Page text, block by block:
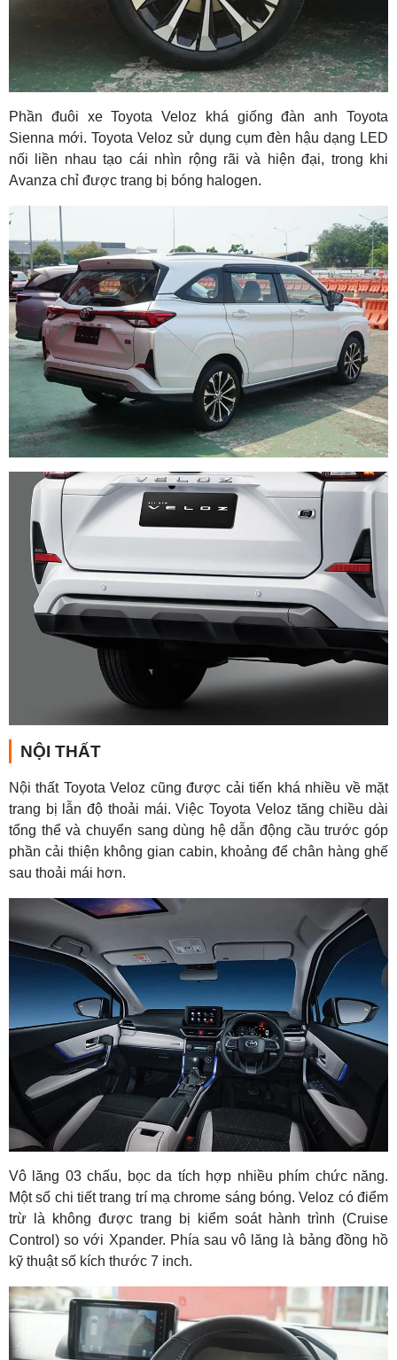
Phần đuôi xe Toyota Veloz khá giống đàn anh Toyota
Sienna mới. Toyota Veloz sử dụng cụm đèn hậu dạng LED
nối liền nhau tạo cái nhìn rộng rãi và hiện đại, trong khi
Avanza chỉ được trang bị bóng halogen.
NỘI THẤT
Nội thất Toyota Veloz cũng được cải tiến khá nhiều về mặt
trang bị lẫn độ thoải mái. Việc Toyota Veloz tăng chiều dài
tổng thể và chuyển sang dùng hệ dẫn động cầu trước góp
phần cải thiện không gian cabin, khoảng để chân hàng ghế
sau thoải mái hơn.
Vô lăng 03 chấu, bọc da tích hợp nhiều phím chức năng.
Một số chi tiết trang trí mạ chrome sáng bóng. Veloz có điểm
trừ là không được trang bị kiểm soát hành trình (Cruise
Control) so với Xpander. Phía sau vô lăng là bảng đồng hồ
kỹ thuật số kích thước 7 inch.